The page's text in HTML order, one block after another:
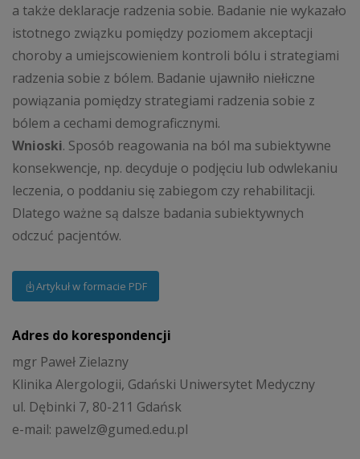
a także deklaracje radzenia sobie. Badanie nie wykazało
istotnego związku pomiędzy poziomem akceptacji
choroby a umiejscowieniem kontroli bólu i strategiami
radzenia sobie z bólem. Badanie ujawniło niełiczne
powiązania pomiędzy strategiami radzenia sobie z
bólem a cechami demograficznymi.
Wnioski. Sposób reagowania na ból ma subiektywne
konsekwencje, np. decyduje o podjęciu lub odwlekaniu
leczenia, o poddaniu się zabiegom czy rehabilitacji.
Dlatego ważne są dalsze badania subiektywnych
odczuć pacjentów.
Artykuł w formacie PDF
Adres do korespondencji
mgr Paweł Zielazny
Klinika Alergologii, Gdański Uniwersytet Medyczny
ul. Dębinki 7, 80-211 Gdańsk
e-mail: pawelz@gumed.edu.pl